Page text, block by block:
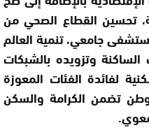
تحسين القطاع الصحي من
جامعي، تنمية العالم
وتزويده بالشبكات
لفائدة الفئات المعوزة
تضمن الكرامة والسكن